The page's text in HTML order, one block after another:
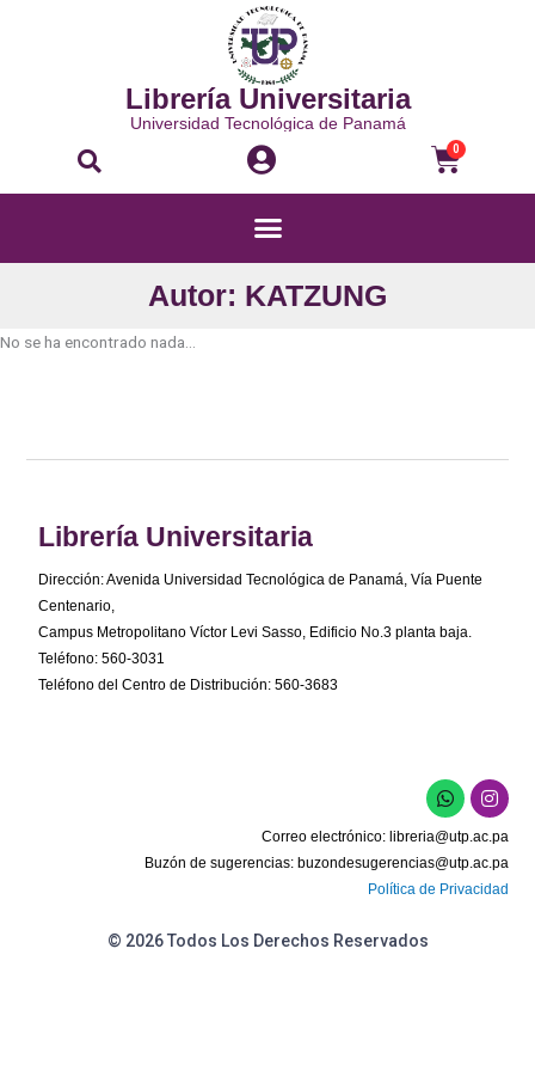
Librería Universitaria
Universidad Tecnológica de Panamá
Buscar 0
Menú
Autor: KATZUNG
No se ha encontrado nada...
Librería Universitaria
Dirección: Avenida Universidad Tecnológica de Panamá, Vía Puente
Centenario,
Campus Metropolitano Víctor Levi Sasso, Edificio No.3 planta baja.
Teléfono: 560-3031
Teléfono del Centro de Distribución: 560-3683
W
h
a
t
s
a
p
I
n
s
t
a
g
r
Correo electrónico: libreria@utp.ac.pa
Buzón de sugerencias: buzondesugerencias@utp.ac.pa
Política de Privacidad
© 2026 Todos Los Derechos Reservados